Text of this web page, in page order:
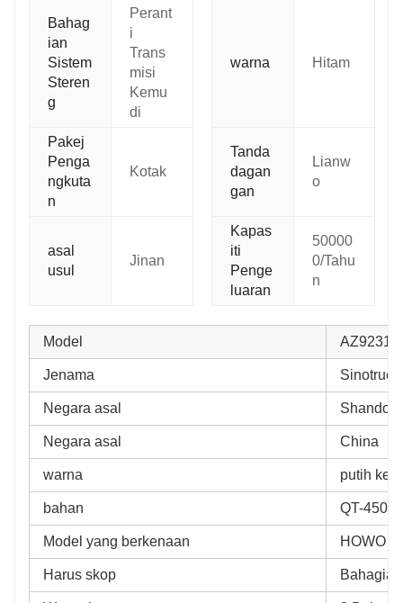
Bahag
ian
Sistem
Steren
g
Perant
i
Trans
misi
Kemu
di
warna Hitam
Pakej
Penga
ngkuta
n
Kotak
Tanda
dagan
gan
Lianw
o
asal
usul
Jinan
Kapas
iti
Penge
luaran
50000
0/Tahu
n
Model
Jenama Sinotruck
Negara asal
Negara asal China
warna putih
bahan QT-450
Model yang berkenaan HOWO
Harus skop